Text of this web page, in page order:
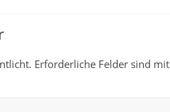
Erforderliche Felder sind mit